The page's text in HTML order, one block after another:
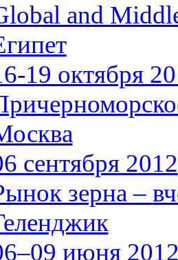
and
19 октября
сентября 2012
зерна –
июня